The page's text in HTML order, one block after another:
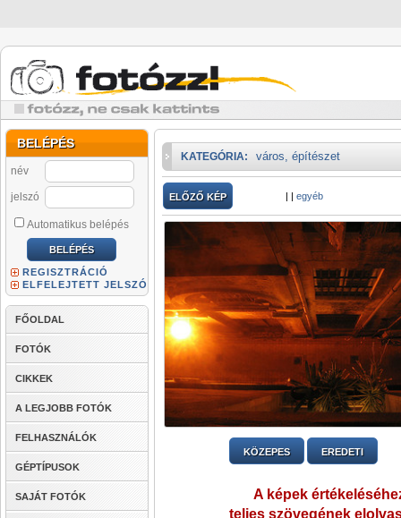
BELÉPÉS
név
jelszó
Automatikus belépés
REGISZTRÁCIÓ
ELFELEJTETT JELSZÓ
FŐOLDAL
FOTÓK
CIKKEK
A LEGJOBB FOTÓK
FELHASZNÁLÓK
GÉPTÍPUSOK
SAJÁT FOTÓK
KATEGÓRIA: város, építészet
ELŐZŐ KÉP | | egyéb
KÖZEPES EREDETI
A képek
teljes szövegének